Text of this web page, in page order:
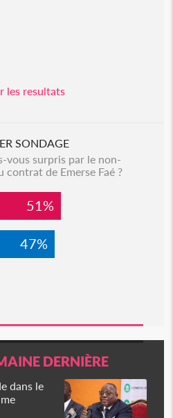
les resultats
SONDAGE
vous surpris par le non-
contrat de Emerse Faé ?
51%
47%
DERNIÈRE
dans le